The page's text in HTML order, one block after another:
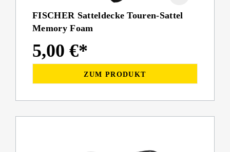
FISCHER Satteldecke Touren-Sattel
Memory Foam
5,00 €*
ZUM PRODUKT